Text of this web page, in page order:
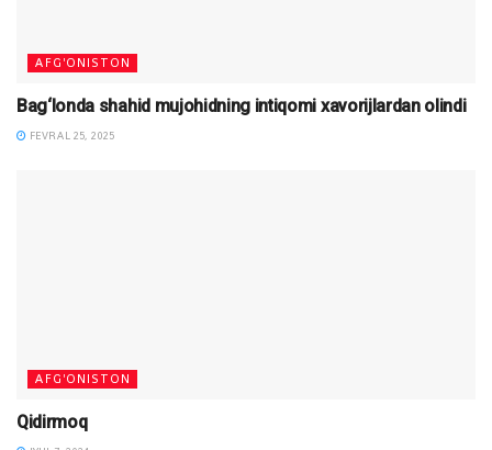
AFG'ONISTON
Bag‘londa shahid mujohidning intiqomi xavorijlardan olindi
FEVRAL 25, 2025
AFG'ONISTON
Qidirmoq